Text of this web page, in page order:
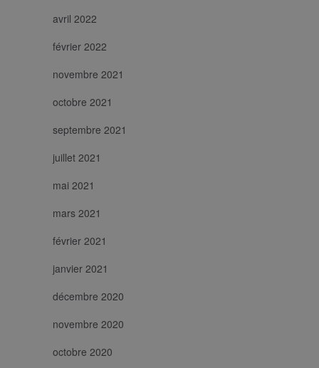
avril 2022
février 2022
novembre 2021
octobre 2021
septembre 2021
juillet 2021
mai 2021
mars 2021
février 2021
janvier 2021
décembre 2020
novembre 2020
octobre 2020